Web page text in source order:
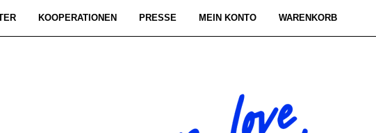
KOOPERATIONEN PRESSE MEIN KONTO WARENKORB